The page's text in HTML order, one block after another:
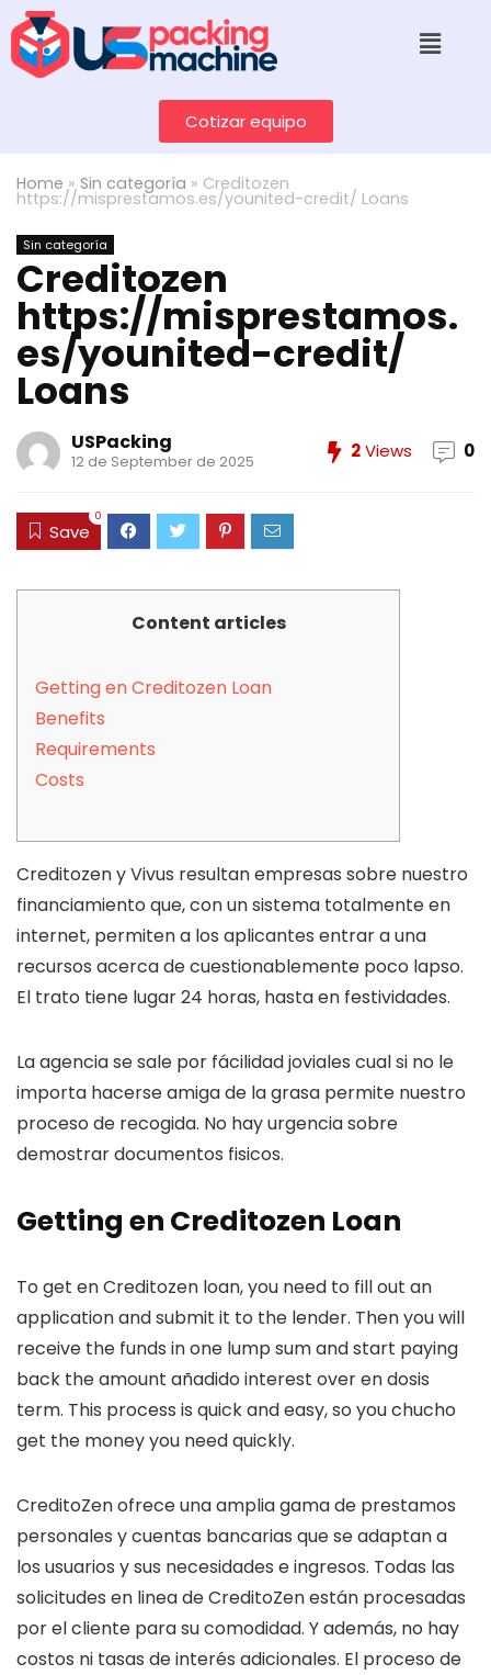
Cotizar equipo
Home »Sin categoría » Creditozen
https://misprestamos.es/younited-credit/ Loans
Sin categoría
Creditozen
https://misprestamos.
es/younited-credit/
Loans
USPacking
12 de September de 2025 2Views 0
Save
0
Content articles
Getting en Creditozen Loan
Benefits
Requirements
Costs
Creditozen y Vivus resultan empresas sobre nuestro
financiamiento que, con un sistema totalmente en
internet, permiten a los aplicantes entrar a una
recursos acerca de cuestionablemente poco lapso.
El trato tiene lugar 24 horas, hasta en festividades.
La agencia se sale por fácilidad joviales cual si no le
importa hacerse amiga de la grasa permite nuestro
proceso de recogida. No hay urgencia sobre
demostrar documentos fisicos.
Getting en Creditozen Loan
To get en Creditozen loan, you need to fill out an
application and submit it to the lender. Then you will
receive the funds in one lump sum and start paying
back the amount añadido interest over en dosis
term. This process is quick and easy, so you chucho
get the money you need quickly.
CreditoZen ofrece una amplia gama de prestamos
personales y cuentas bancarias que se adaptan a
los usuarios y sus necesidades e ingresos. Todas las
solicitudes en linea de CreditoZen están procesadas
por el cliente para su comodidad. Y además, no hay
costos ni tasas de interés adicionales. El proceso de